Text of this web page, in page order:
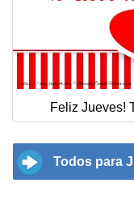
Feliz Jueves!
Todos para